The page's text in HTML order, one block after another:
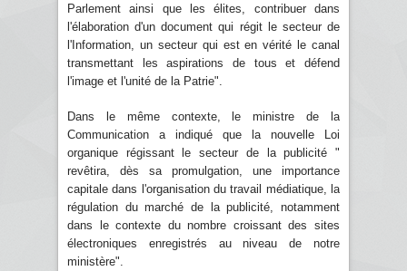
Parlement ainsi que les élites, contribuer dans
l'élaboration d'un document qui régit le secteur de
l'Information, un secteur qui est en vérité le canal
transmettant les aspirations de tous et défend
l'image et l'unité de la Patrie".
Dans le même contexte, le ministre de la
Communication a indiqué que la nouvelle Loi
organique régissant le secteur de la publicité "
revêtira, dès sa promulgation, une importance
capitale dans l'organisation du travail médiatique, la
régulation du marché de la publicité, notamment
dans le contexte du nombre croissant des sites
électroniques enregistrés au niveau de notre
ministère".